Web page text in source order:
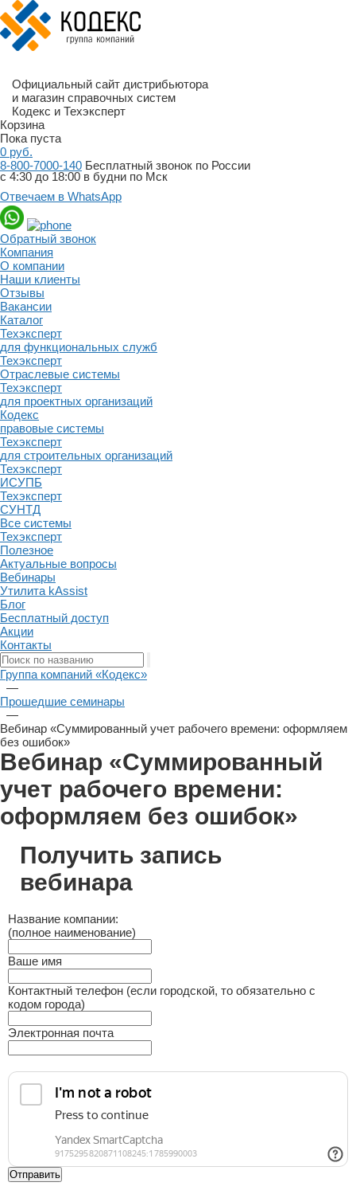
Официальный сайт дистрибьютора
и магазин справочных систем
Кодекс и Техэксперт
Корзина
Пока пуста
0 руб.
8-800-7000-140 Бесплатный звонок по России
с 4:30 до 18:00 в будни по Мск
Отвечаем в WhatsApp
Обратный звонок
Компания
О компании
Наши клиенты
Отзывы
Вакансии
Каталог
Техэксперт
для функциональных служб
Техэксперт
Отраслевые системы
Техэксперт
для проектных организаций
Кодекс
правовые системы
Техэксперт
для строительных организаций
Техэксперт
ИСУПБ
Техэксперт
СУНТД
Все системы
Техэксперт
Полезное
Актуальные вопросы
Вебинары
Утилита kAssist
Блог
Бесплатный доступ
Акции
Контакты
Группа компаний «Кодекс»
—
Прошедшие семинары
—
Вебинар «Суммированный учет рабочего времени: оформляем
без ошибок»
Вебинар «Суммированный
учет рабочего времени:
оформляем без ошибок»
Получить запись
вебинара
Название компании:
(полное наименование)
Ваше имя
Контактный телефон (если городской, то обязательно с
кодом города)
Электронная почта
Отправить